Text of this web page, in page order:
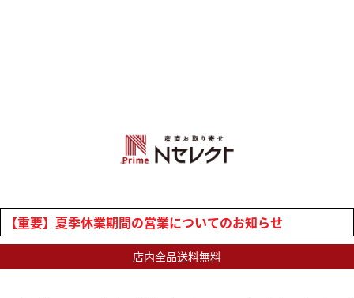
【重要】夏季休業期間の営業についてのお知らせ
店内全品送料無料